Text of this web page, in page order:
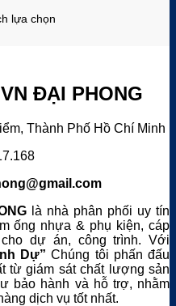
lựa chọn
ĐẠI PHONG
Thành Phố Hồ Chí Minh
là nhà phân phối uy tín
ống nhựa & phụ kiện, cáp
dự án, công trình. Với
Dự” Chúng tôi phấn đấu
từ giám sát chất lượng sản
bảo hành và hỗ trợ, nhằm
dịch vụ tốt nhất.